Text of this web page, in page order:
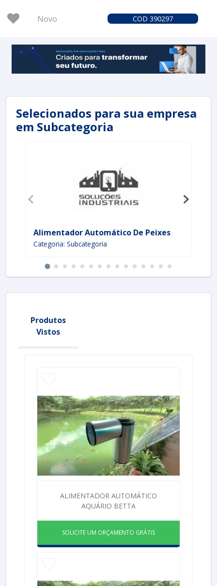
Novo COD 390297
Selecionados para sua empresa
em Subcategoria
Alimentador Automático De Peixes
Categoria: Subcategoria
Produtos
Vistos
ALIMENTADOR AUTOMÁTICO
AQUÁRIO BETTA
SOLICITE UM ORÇAMENTO GRÁTIS